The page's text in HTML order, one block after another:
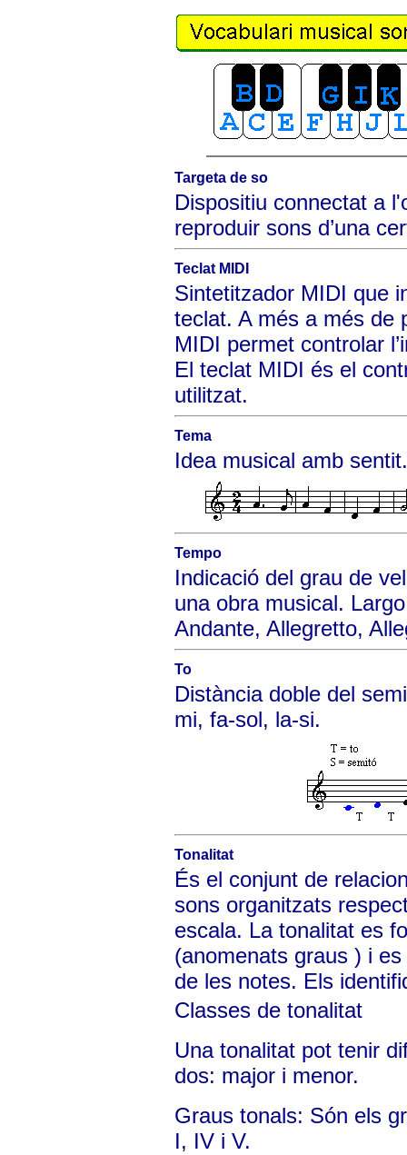
Targeta de so
Dispositiu connectat a
reproduir sons d’una
Teclat MIDI
Sintetitzador MIDI que
teclat. A més a més de
MIDI permet controlar
El teclat MIDI és el
utilitzat.
Tema
Idea musical amb sentit.
Tempo
Indicació del grau de
una obra musical.
Andante, Allegretto,
To
Distància doble del
mi, fa-sol, la-si.
Tonalitat
És el conjunt de
sons organitzats
escala. La tonalitat es
(anomenats graus ) i
de les notes. Els
Classes de tonalitat
Una tonalitat pot tenir
dos: major i menor.
Graus tonals: Són els
I, IV i V.